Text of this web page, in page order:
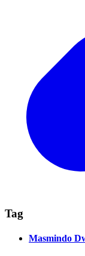
Tag
Masmindo